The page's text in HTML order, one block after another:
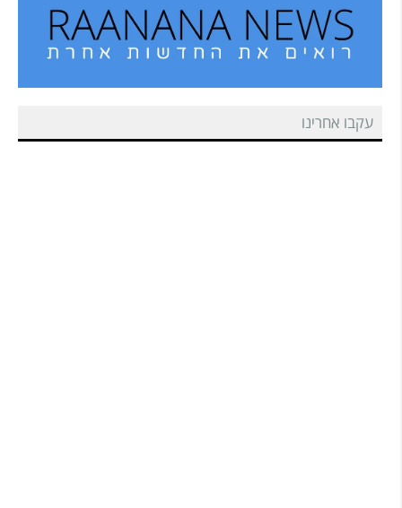
עקבו אחרינו